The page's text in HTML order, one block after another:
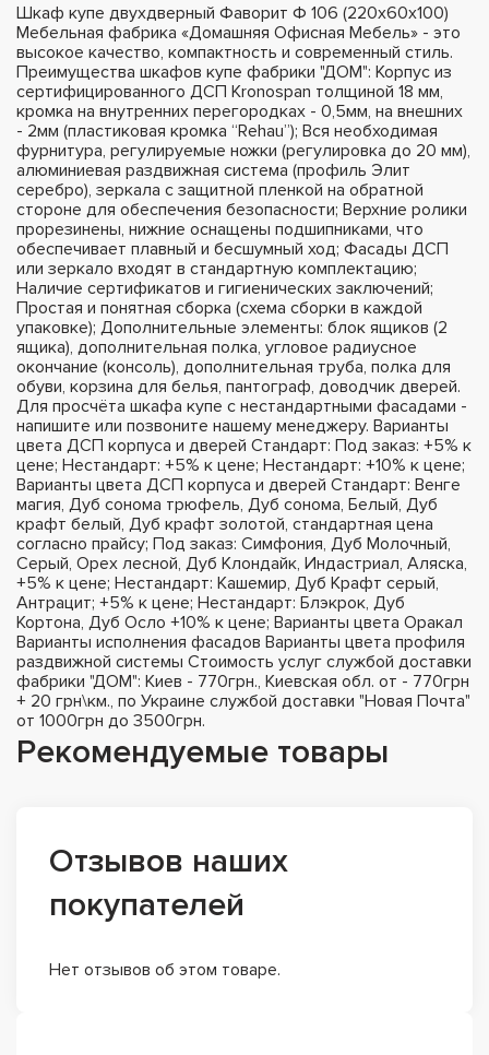
Шкаф купе двухдверный Фаворит Ф 106 (220х60х100)
Мебельная фабрика «Домашняя Офисная Мебель» - это
высокое качество, компактность и современный стиль.
Преимущества шкафов купе фабрики "ДОМ": Корпус из
сертифицированного ДСП Kronospan толщиной 18 мм,
кромка на внутренних перегородках - 0,5мм, на внешних
- 2мм (пластиковая кромка “Rehau”); Вся необходимая
фурнитура, регулируемые ножки (регулировка до 20 мм),
алюминиевая раздвижная система (профиль Элит
серебро), зеркала с защитной пленкой на обратной
стороне для обеспечения безопасности; Верхние ролики
прорезинены, нижние оснащены подшипниками, что
обеспечивает плавный и бесшумный ход; Фасады ДСП
или зеркало входят в стандартную комплектацию;
Наличие сертификатов и гигиенических заключений;
Простая и понятная сборка (схема сборки в каждой
упаковке); Дополнительные элементы: блок ящиков (2
ящика), дополнительная полка, угловое радиусное
окончание (консоль), дополнительная труба, полка для
обуви, корзина для белья, пантограф, доводчик дверей.
Для просчёта шкафа купе с нестандартными фасадами -
напишите или позвоните нашему менеджеру. Варианты
цвета ДСП корпуса и дверей Стандарт: Под заказ: +5% к
цене; Нестандарт: +5% к цене; Нестандарт: +10% к цене;
Варианты цвета ДСП корпуса и дверей Стандарт: Венге
магия, Дуб сонома трюфель, Дуб сонома, Белый, Дуб
крафт белый, Дуб крафт золотой, стандартная цена
согласно прайсу; Под заказ: Симфония, Дуб Молочный,
Серый, Орех лесной, Дуб Клондайк, Индастриал, Аляска,
+5% к цене; Нестандарт: Кашемир, Дуб Крафт серый,
Антрацит; +5% к цене; Нестандарт: Блэкрок, Дуб
Кортона, Дуб Осло +10% к цене; Варианты цвета Оракал
Варианты исполнения фасадов Варианты цвета профиля
раздвижной системы Стоимость услуг службой доставки
фабрики "ДОМ": Киев - 770грн., Киевская обл. от - 770грн
+ 20 грн\км., по Украине службой доставки "Новая Почта"
от 1000грн до 3500грн.
Рекомендуемые товары
Отзывов наших
покупателей
Нет отзывов об этом товаре.